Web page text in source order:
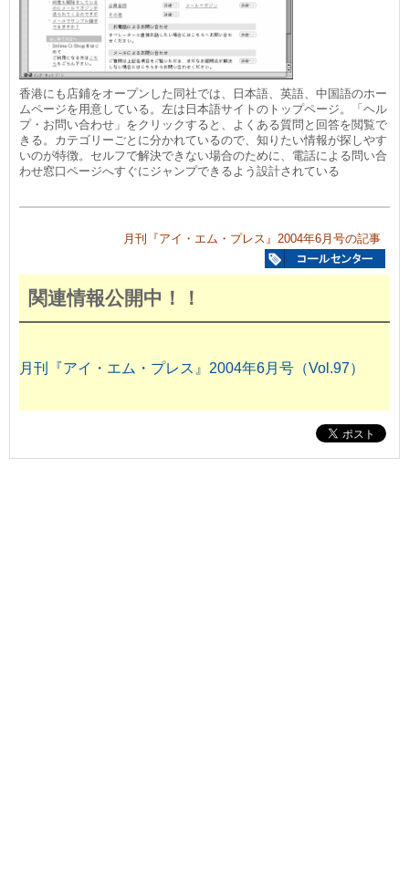
香港にも店鋪をオープンした同社では、日本語、英語、中国語のホー
ムページを用意している。左は日本語サイトのトップページ。「ヘル
プ・お問い合わせ」をクリックすると、よくある質問と回答を閲覧で
きる。カテゴリーごとに分かれているので、知りたい情報が探しやす
いのが特徴。セルフで解決できない場合のために、電話による問い合
わせ窓口ページへすぐにジャンプできるよう設計されている
月刊『アイ・エム・プレス』2004年6月号の記事
関連情報公開中！！
月刊『アイ・エム・プレス』2004年6月号（Vol.97）